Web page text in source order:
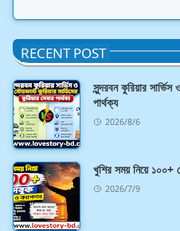
RECENT POST
সুন্দরবন কুরিয়ার সার্ভিস
পার্থক্য
2026/8/6
খুশির সময় নিয়ে ১০০+
2026/7/9